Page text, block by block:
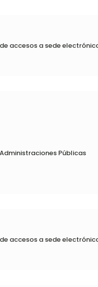
accesos a sede
Públicas
accesos a sede